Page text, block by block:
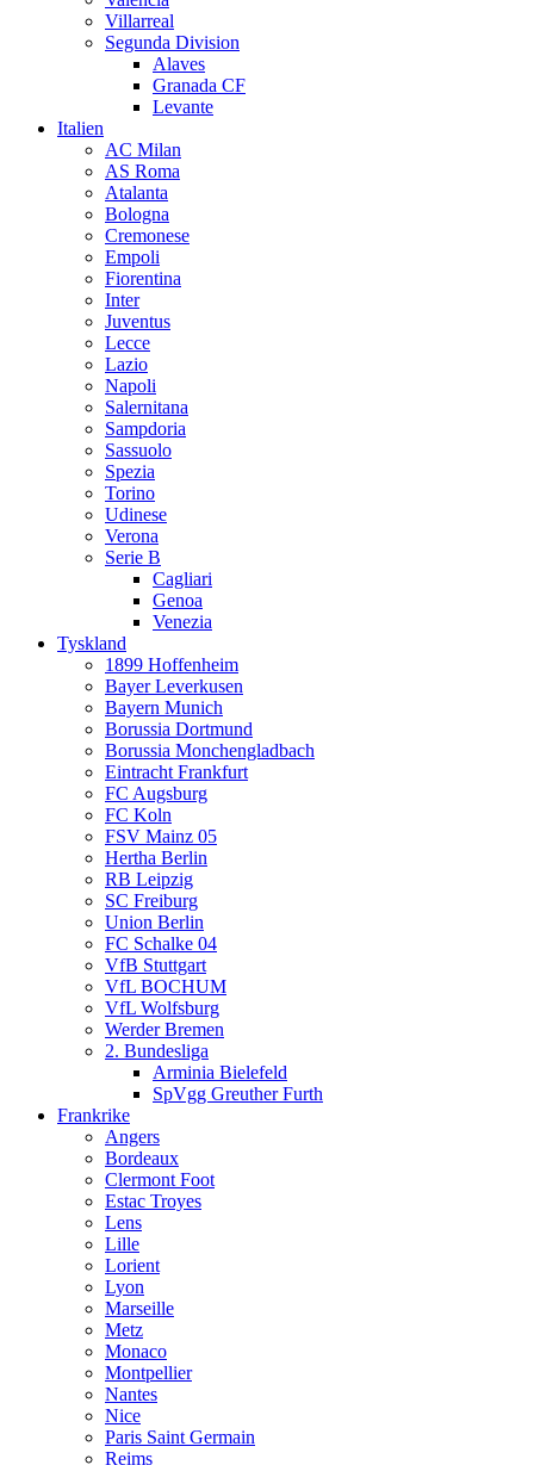
Villarreal
Segunda Division
Alaves
Granada CF
Levante
Italien
AC Milan
AS Roma
Atalanta
Bologna
Cremonese
Empoli
Fiorentina
Inter
Juventus
Lecce
Lazio
Napoli
Salernitana
Sampdoria
Sassuolo
Spezia
Torino
Udinese
Verona
Serie B
Cagliari
Genoa
Venezia
Tyskland
1899 Hoffenheim
Bayer Leverkusen
Bayern Munich
Borussia Dortmund
Borussia Monchengladbach
Eintracht Frankfurt
FC Augsburg
FC Koln
FSV Mainz 05
Hertha Berlin
RB Leipzig
SC Freiburg
Union Berlin
FC Schalke 04
VfB Stuttgart
VfL BOCHUM
VfL Wolfsburg
Werder Bremen
2. Bundesliga
Arminia Bielefeld
SpVgg Greuther Furth
Frankrike
Angers
Bordeaux
Clermont Foot
Estac Troyes
Lens
Lille
Lorient
Lyon
Marseille
Metz
Monaco
Montpellier
Nantes
Nice
Paris Saint Germain
Reims